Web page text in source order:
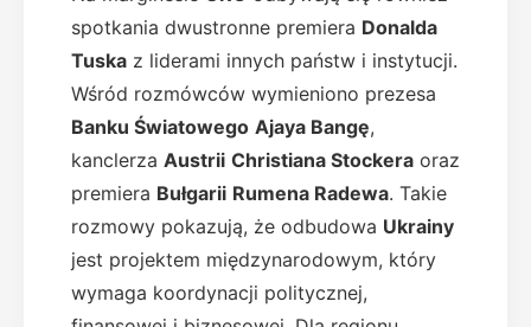
spotkania dwustronne premiera Donalda
Tuska z liderami innych państw i instytucji.
Wśród rozmówców wymieniono prezesa
Banku Światowego Ajaya Bangę,
kanclerza Austrii Christiana Stockera oraz
premiera Bułgarii Rumena Radewa. Takie
rozmowy pokazują, że odbudowa Ukrainy
jest projektem międzynarodowym, który
wymaga koordynacji politycznej,